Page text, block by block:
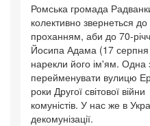
Ромська громада
колективно звернеться
проханням, аби до 70-
Йосипа Адама (17
нарекли його ім'ям. Одна
перейменувати вулицю
роки Другої світової
комуністів. У нас же в
декомунізації.